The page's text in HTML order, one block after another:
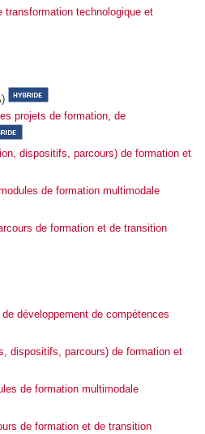
technologique et
projets de formation, de
dispositifs, parcours) de formation et
de formation multimodale
de formation et de transition
développement de compétences
dispositifs, parcours) de formation et
de formation multimodale
de formation et de transition